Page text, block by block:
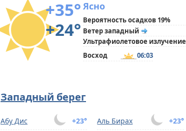
+35°
+24°
Ясно
Вероятность осадков 19%
Ветер западный
Ультрафиолетовое излучение
Восход
06:03
Западный берег
+23°
Абу Дис +23°
Аль Бирах